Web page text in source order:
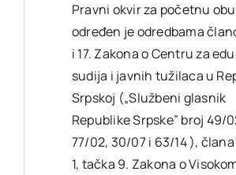
Pravni okvir za početnu
određen je odredbama
i 17. Zakona o Centru za
sudija i javnih tužilaca u
Srpskoj („Službeni glasnik
Republike Srpske” broj 49/
77/02, 30/07 i 63/14 ), člana
1, tačka 9. Zakona o